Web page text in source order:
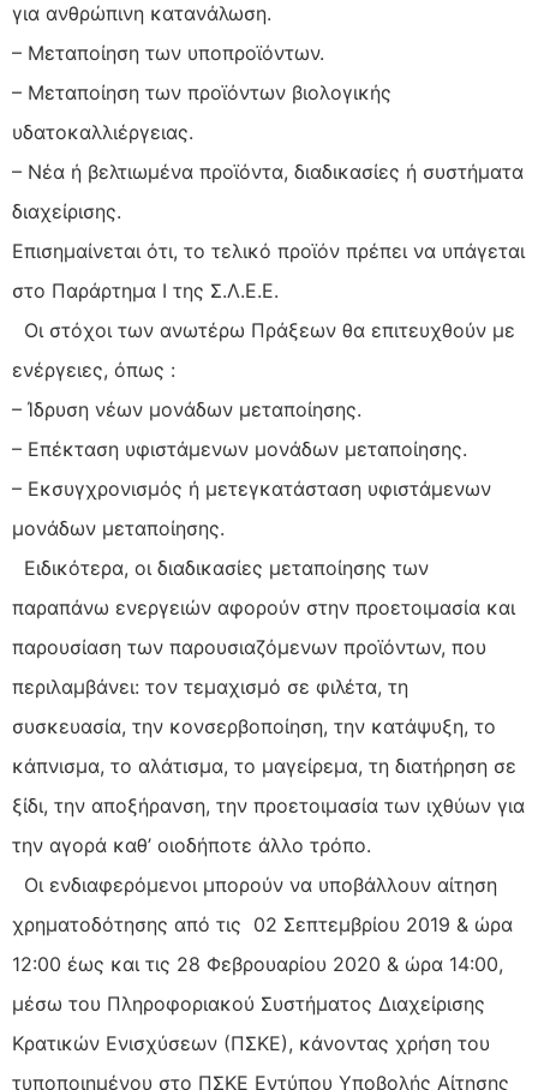
για ανθρώπινη κατανάλωση.
– Μεταποίηση των υποπροϊόντων.
– Μεταποίηση των προϊόντων βιολογικής
υδατοκαλλιέργειας.
– Νέα ή βελτιωμένα προϊόντα, διαδικασίες ή συστήματα
διαχείρισης.
Επισημαίνεται ότι, το τελικό προϊόν πρέπει να υπάγεται
στο Παράρτημα I της Σ.Λ.Ε.Ε.
Οι στόχοι των ανωτέρω Πράξεων θα επιτευχθούν με
ενέργειες, όπως :
– Ίδρυση νέων μονάδων μεταποίησης.
– Επέκταση υφιστάμενων μονάδων μεταποίησης.
– Εκσυγχρονισμός ή μετεγκατάσταση υφιστάμενων
μονάδων μεταποίησης.
Ειδικότερα, οι διαδικασίες μεταποίησης των
παραπάνω ενεργειών αφορούν στην προετοιμασία και
παρουσίαση των παρουσιαζόμενων προϊόντων, που
περιλαμβάνει: τον τεμαχισμό σε φιλέτα, τη
συσκευασία, την κονσερβοποίηση, την κατάψυξη, το
κάπνισμα, το αλάτισμα, το μαγείρεμα, τη διατήρηση σε
ξίδι, την αποξήρανση, την προετοιμασία των ιχθύων για
την αγορά καθ’ οιοδήποτε άλλο τρόπο.
Οι ενδιαφερόμενοι μπορούν να υποβάλλουν αίτηση
χρηματοδότησης από τις 02 Σεπτεμβρίου 2019 & ώρα
12:00 έως και τις 28 Φεβρουαρίου 2020 & ώρα 14:00,
μέσω του Πληροφοριακού Συστήματος Διαχείρισης
Κρατικών Ενισχύσεων (ΠΣΚΕ), κάνοντας χρήση του
τυποποιημένου στο ΠΣΚΕ Εντύπου Υποβολής Αίτησης